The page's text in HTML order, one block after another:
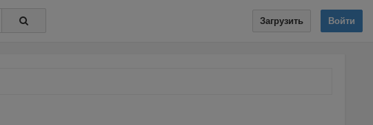
Загрузить Войти